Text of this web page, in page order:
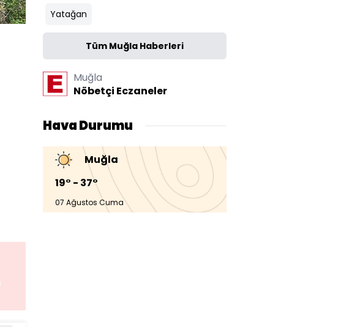
Yatağan
Tüm Muğla Haberleri
Muğla
Nöbetçi Eczaneler
Hava Durumu
Muğla
19° - 37°
07 Ağustos Cuma